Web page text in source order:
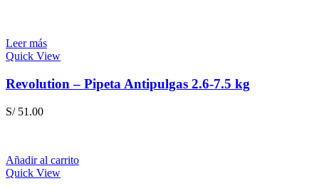
Leer más
Quick View
Revolution – Pipeta Antipulgas 2.6-7.5 kg
S/51.00
Añadir al carrito
Quick View